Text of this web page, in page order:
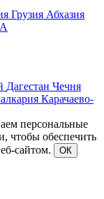
Грузия Абхазия
Дагестан Чечня
Карачаево-
персональные
чтобы обеспечить
сайтом.
ОК